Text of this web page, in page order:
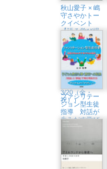
秋山愛子 × 嶋
守さやかトー
クイベント
【語る学び場
#2】すなっく
アイコ、秋山
愛子さんと
は？（浅草・
Readin’ Writin
BOOK
STORE
3/20（金・
祝））
ファシリテー
ション型生徒
指導 対話が
生みだす学び